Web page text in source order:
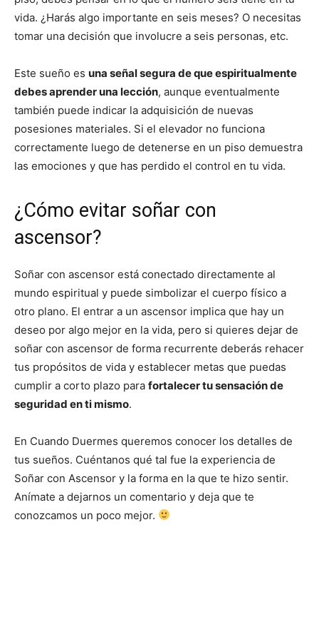
vida. ¿Harás algo importante en seis meses? O necesitas
tomar una decisión que involucre a seis personas, etc.
Este sueño es una señal segura de que espiritualmente
debes aprender una lección, aunque eventualmente
también puede indicar la adquisición de nuevas
posesiones materiales. Si el elevador no funciona
correctamente luego de detenerse en un piso demuestra
las emociones y que has perdido el control en tu vida.
¿Cómo evitar soñar con
ascensor?
Soñar con ascensor está conectado directamente al
mundo espiritual y puede simbolizar el cuerpo físico a
otro plano. El entrar a un ascensor implica que hay un
deseo por algo mejor en la vida, pero si quieres dejar de
soñar con ascensor de forma recurrente deberás rehacer
tus propósitos de vida y establecer metas que puedas
cumplir a corto plazo para fortalecer tu sensación de
seguridad en ti mismo.
En Cuando Duermes queremos conocer los detalles de
tus sueños. Cuéntanos qué tal fue la experiencia de
Soñar con Ascensor y la forma en la que te hizo sentir.
Anímate a dejarnos un comentario y deja que te
conozcamos un poco mejor.